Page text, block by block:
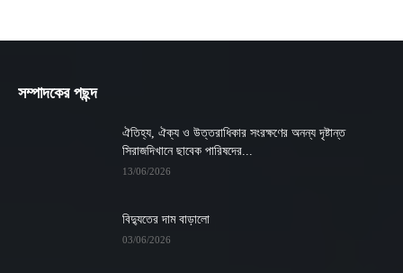
সম্পাদকের পছন্দ
ঐতিহ্য, ঐক্য ও উত্তরাধিকার সংরক্ষণের অনন্য দৃষ্টান্ত
সিরাজদিখানে ছাবেক পারিষদের...
13/06/2026
বিদ্যুতের দাম বাড়ালো
03/06/2026